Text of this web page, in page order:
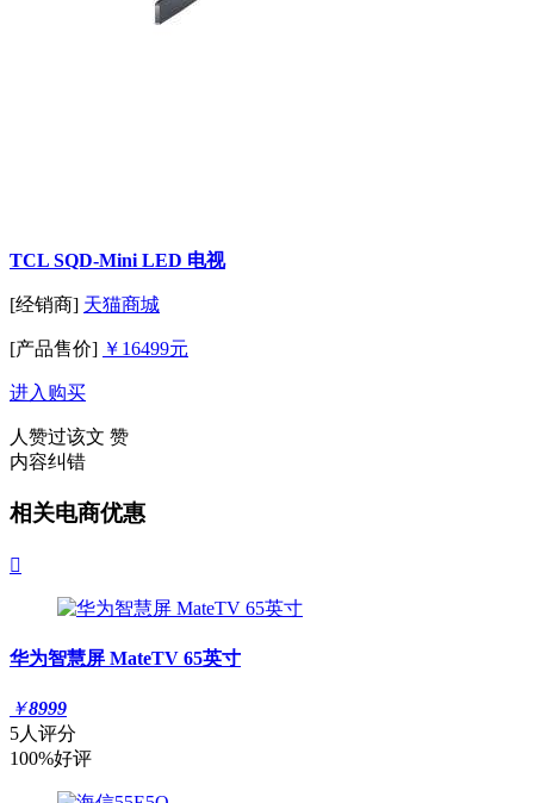
TCL SQD-Mini LED 电视
[经销商] 天猫商城
[产品售价] ￥16499元
进入购买
人赞过该文 赞
内容纠错
相关电商优惠

华为智慧屏 MateTV 65英寸
￥8999
5人评分
100%好评